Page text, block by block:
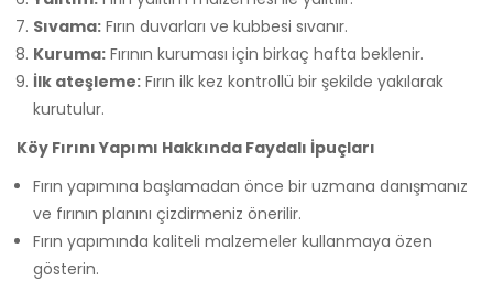
Sıvama: Fırın duvarları ve kubbesi sıvanır.
Kuruma: Fırının kuruması için birkaç hafta beklenir.
İlk ateşleme: Fırın ilk kez kontrollü bir şekilde yakılarak
kurutulur.
Köy Fırını Yapımı Hakkında Faydalı İpuçları
Fırın yapımına başlamadan önce bir uzmana danışmanız
ve fırının planını çizdirmeniz önerilir.
Fırın yapımında kaliteli malzemeler kullanmaya özen
gösterin.